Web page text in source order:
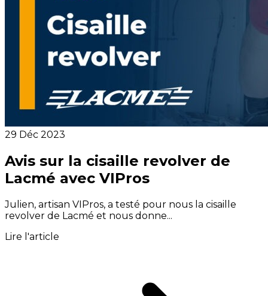
29 Déc 2023
Avis sur la cisaille revolver de
Lacmé avec VIPros
Julien, artisan VIPros, a testé pour nous la cisaille
revolver de Lacmé et nous donne...
Lire l'article